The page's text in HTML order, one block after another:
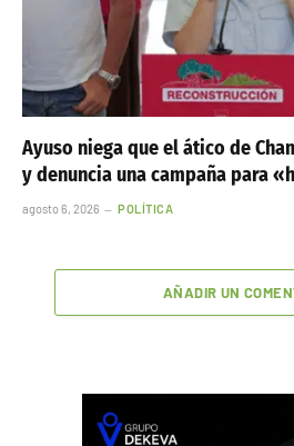
Ayuso niega que el ático de
y denuncia una campaña para
agosto 6, 2026 POLÍTICA
AÑADIR UN